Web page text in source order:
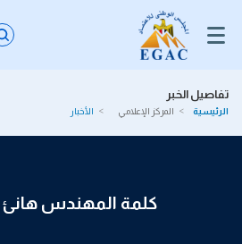
تفاصيل الخبر
الرئيسية المركز الإعلامي الأخبار
كلمة المهندس